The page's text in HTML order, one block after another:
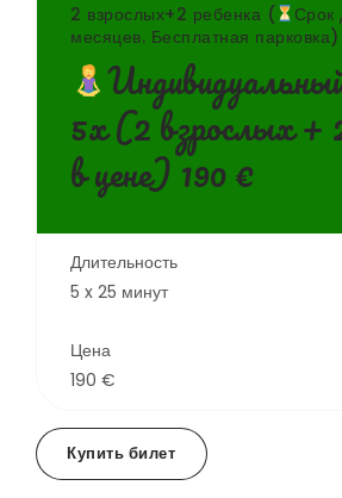
2 взрослых+2 ребенка (
Срок
месяцев. Бесплатная парковка)
5х (2 взрослых +
в цене) 190 €
Длительность
5 x 25 минут
Цена
190 €
Купить билет